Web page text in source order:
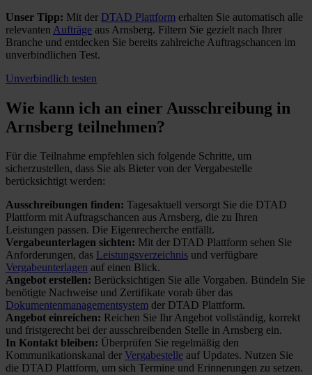
Unser Tipp: Mit der DTAD Plattform erhalten Sie automatisch alle
relevanten Aufträge aus Arnsberg. Filtern Sie gezielt nach Ihrer
Branche und entdecken Sie bereits zahlreiche Auftragschancen im
unverbindlichen Test.
Unverbindlich testen
Wie kann ich an einer Ausschreibung in
Arnsberg teilnehmen?
Für die Teilnahme empfehlen sich folgende Schritte, um
sicherzustellen, dass Sie als Bieter von der Vergabestelle
berücksichtigt werden:
Ausschreibungen finden: Tagesaktuell versorgt Sie die DTAD
Plattform mit Auftragschancen aus Arnsberg, die zu Ihren
Leistungen passen. Die Eigenrecherche entfällt.
Vergabeunterlagen sichten: Mit der DTAD Plattform sehen Sie
Anforderungen, das Leistungsverzeichnis und verfügbare
Vergabeunterlagen auf einen Blick.
Angebot erstellen: Berücksichtigen Sie alle Vorgaben. Bündeln Sie
benötigte Nachweise und Zertifikate vorab über das
Dokumentenmanagementsystem der DTAD Plattform.
Angebot einreichen: Reichen Sie Ihr Angebot vollständig, korrekt
und fristgerecht bei der ausschreibenden Stelle in Arnsberg ein.
In Kontakt bleiben: Überprüfen Sie regelmäßig den
Kommunikationskanal der Vergabestelle auf Updates. Nutzen Sie
die DTAD Plattform, um sich Termine und Erinnerungen zu setzen.